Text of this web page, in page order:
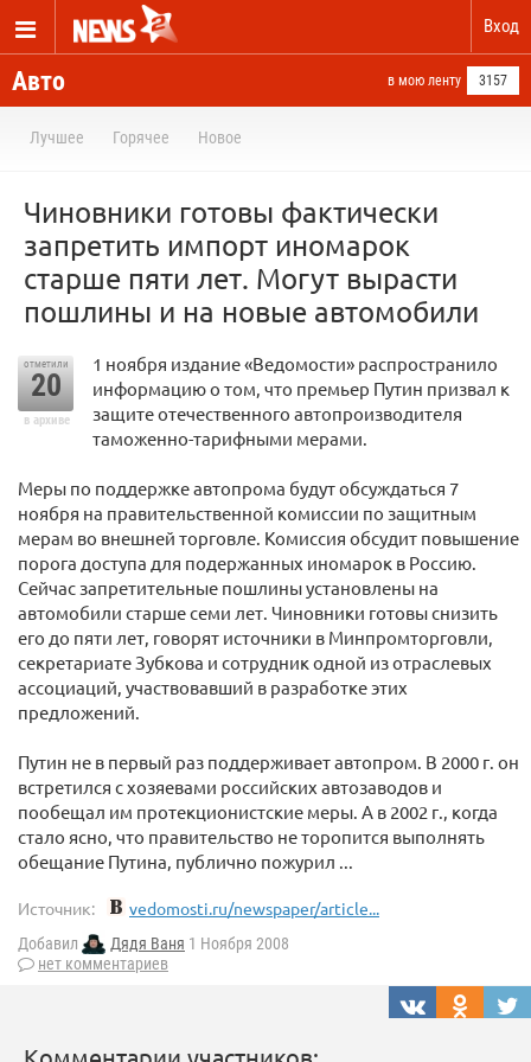
Вход
Авто в мою ленту 3157
Лучшее Горячее Новое
Чиновники готовы фактически
запретить импорт иномарок
старше пяти лет. Могут вырасти
пошлины и на новые автомобили
отметили
20
в архиве
1 ноября издание «Ведомости» распространило
информацию о том, что премьер Путин призвал к
защите отечественного автопроизводителя
таможенно-тарифными мерами.
Меры по поддержке автопрома будут обсуждаться 7
ноября на правительственной комиссии по защитным
мерам во внешней торговле. Комиссия обсудит повышение
порога доступа для подержанных иномарок в Россию.
Сейчас запретительные пошлины установлены на
автомобили старше семи лет. Чиновники готовы снизить
его до пяти лет, говорят источники в Минпромторговли,
секретариате Зубкова и сотрудник одной из отраслевых
ассоциаций, участвовавший в разработке этих
предложений.
Путин не в первый раз поддерживает автопром. В 2000 г. он
встретился с хозяевами российских автозаводов и
пообещал им протекционистские меры. А в 2002 г., когда
стало ясно, что правительство не торопится выполнять
обещание Путина, публично пожурил ...
Источник: vedomosti.ru/newspaper/article...
Добавил Дядя Ваня 1 Ноября 2008
нет комментариев